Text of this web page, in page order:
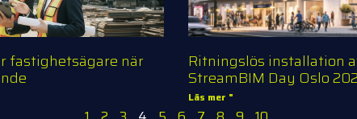
fastighetsägare när Ritningslös installation
StreamBIM Day Oslo
Läs mer "